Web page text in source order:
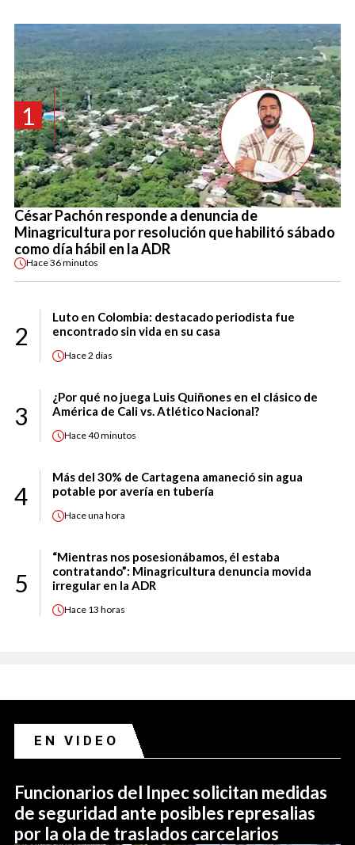
1
César Pachón responde a denuncia de
Minagricultura por resolución que habilitó sábado
como día hábil en la ADR
Hace36 minutos
2
Luto en Colombia: destacado periodista fue
encontrado sin vida en su casa
Hace2 días
3
¿Por qué no juega Luis Quiñones en el clásico de
América de Cali vs. Atlético Nacional?
Hace40 minutos
4
Más del 30% de Cartagena amaneció sin agua
potable por avería en tubería
Haceuna hora
5
“Mientras nos posesionábamos, él estaba
contratando”: Minagricultura denuncia movida
irregular en la ADR
Hace 13 horas
EN VIDEO
Funcionarios del Inpec solicitan medidas
de seguridad ante posibles represalias
por la ola de traslados carcelarios